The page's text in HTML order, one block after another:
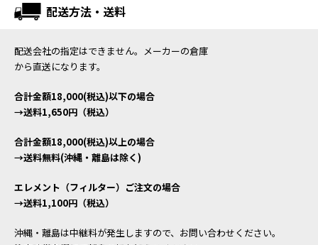
配送方法・送料
配送会社の指定はできません。メーカーの倉庫
から直送になります。
合計金額18,000(税込)以下の場合
→送料1,650円（税込）
合計金額18,000(税込)以上の場合
→送料無料(沖縄・離島は除く)
エレメント（フィルター）ご注文の場合
→送料1,100円（税込）
沖縄・離島は中継料が発生しますので、お問い合わせください。